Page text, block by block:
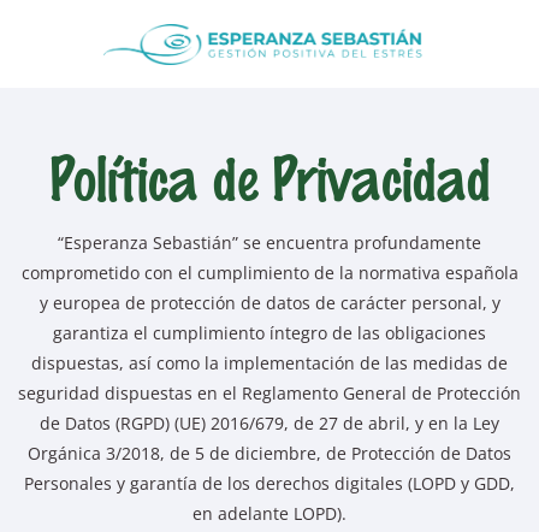
Política de Privacidad
“Esperanza Sebastián” se encuentra profundamente
comprometido con el cumplimiento de la normativa española
y europea de protección de datos de carácter personal, y
garantiza el cumplimiento íntegro de las obligaciones
dispuestas, así como la implementación de las medidas de
seguridad dispuestas en el Reglamento General de Protección
de Datos (RGPD) (UE) 2016/679, de 27 de abril, y en la Ley
Orgánica 3/2018, de 5 de diciembre, de Protección de Datos
Personales y garantía de los derechos digitales (LOPD y GDD,
en adelante LOPD).